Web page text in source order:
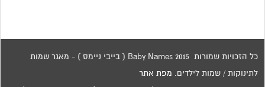
כל הזכויות שמורות 2015 Baby Names ( בייבי ניימס ) - מאגר שמות
לתינוקות / שמות לילדים. מפת אתר